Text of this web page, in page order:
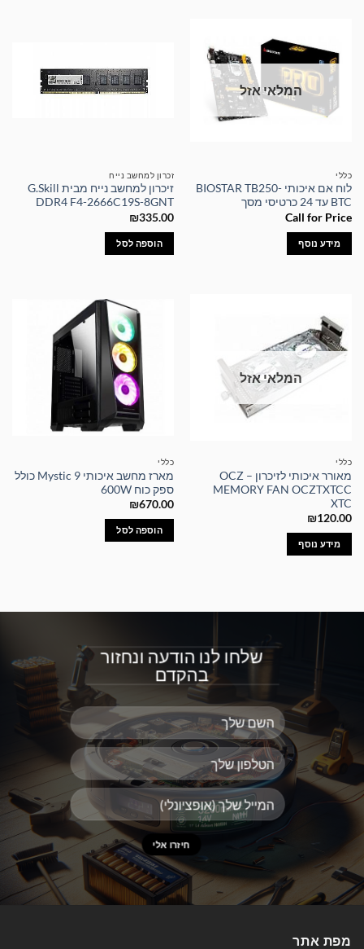
המלאי אזל
כללי
לוח אם איכותי BIOSTAR TB250-
BTC עד 24 כרטיסי מסך
Call for Price
מידע נוסף
זכרון למחשב נייח
זיכרון למחשב נייח מבית G.Skill
DDR4 F4-2666C19S-8GNT
₪335.00
הוספה לסל
המלאי אזל
כללי
מאורר איכותי לזיכרון – OCZ
MEMORY FAN OCZTXTCC
XTC
₪120.00
מידע נוסף
כללי
מארז מחשב איכותי Mystic 9 כולל
ספק כוח 600W
₪670.00
הוספה לסל
שלחו לנו הודעה ונחזור
בהקדם
מפת אתר